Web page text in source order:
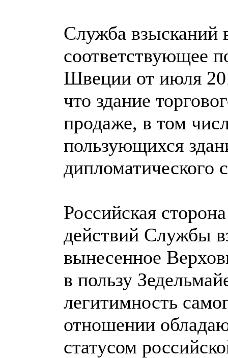
Служба взысканий
соответствующее
Швеции от июля
что здание
продаже, в том
пользующихся
дипломатического
Российская
действий Службы
вынесенное
в пользу
легитимность
отношении
статусом